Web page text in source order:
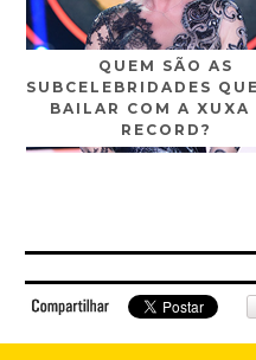
QUEM SÃO AS
SUBCELEBRIDADES
BAILAR COM A XUXA
RECORD?